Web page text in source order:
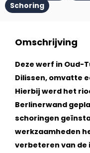
Schoring
Omschrijving
Deze werf in Oud-
Dilissen, omvatte
Hierbij werd het
Berlinerwand
schoringen
werkzaamheden
verbeteren van